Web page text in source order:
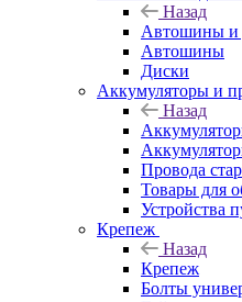
Назад
Автошины и
Автошины
Диски
Аккумуляторы и
Назад
Провода
Товары для
Устройства
Крепеж
Назад
Крепеж
Болты